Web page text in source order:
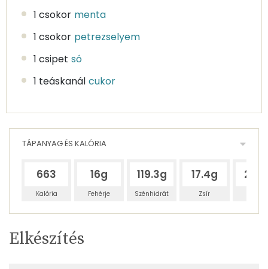
1 csokor menta
1 csokor petrezselyem
1 csipet só
1 teáskanál cukor
TÁPANYAG ÉS KALÓRIA
663
Kalória
16g
Fehérje
119.3g
Szénhidrát
17.4g
Zsír
Egy
adagban
TÁPANYAGTARTALOM
Elkészítés